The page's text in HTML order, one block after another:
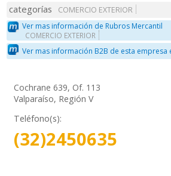
categorías
COMERCIO EXTERIOR
Ver mas información de Rubros Mercantil
COMERCIO EXTERIOR
Ver mas información B2B de esta empresa
Cochrane 639, Of. 113
Valparaíso, Región V
Teléfono(s):
(32)2450635